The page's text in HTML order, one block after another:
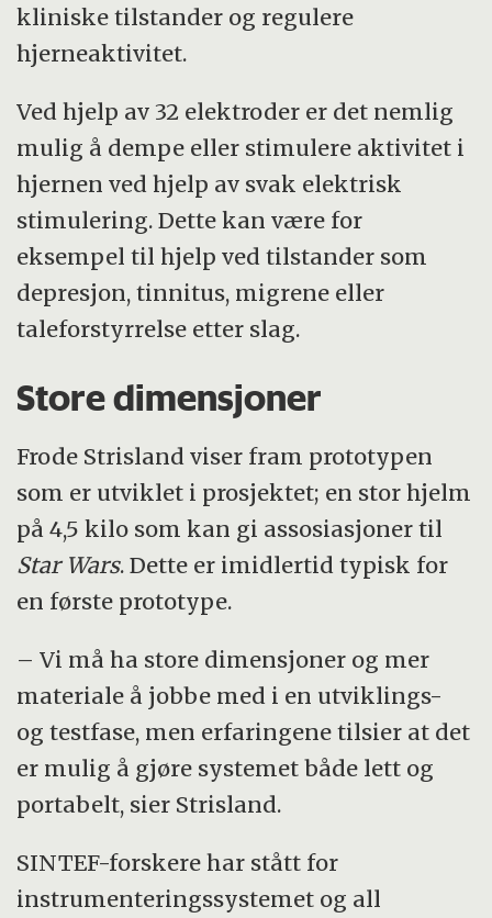
kliniske tilstander og regulere
hjerneaktivitet.
Ved hjelp av 32 elektroder er det nemlig
mulig å dempe eller stimulere aktivitet i
hjernen ved hjelp av svak elektrisk
stimulering. Dette kan være for
eksempel til hjelp ved tilstander som
depresjon, tinnitus, migrene eller
taleforstyrrelse etter slag.
Store dimensjoner
Frode Strisland viser fram prototypen
som er utviklet i prosjektet; en stor hjelm
på 4,5 kilo som kan gi assosiasjoner til
Star Wars. Dette er imidlertid typisk for
en første prototype.
– Vi må ha store dimensjoner og mer
materiale å jobbe med i en utviklings-
og testfase, men erfaringene tilsier at det
er mulig å gjøre systemet både lett og
portabelt, sier Strisland.
SINTEF-forskere har stått for
instrumenteringssystemet og all